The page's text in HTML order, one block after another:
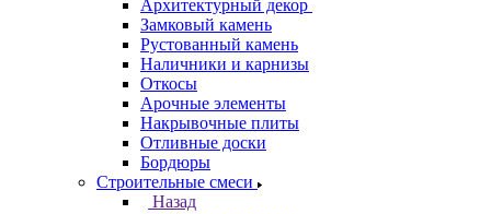
Архитектурный декор
Замковый камень
Рустованный камень
Наличники и карнизы
Откосы
Арочные элементы
Накрывочные плиты
Отливные доски
Бордюры
Строительные смеси
Назад